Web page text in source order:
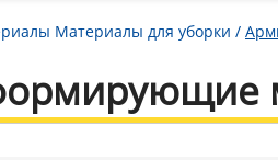
Материалы для уборки /